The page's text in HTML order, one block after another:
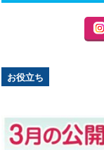
お役立ち